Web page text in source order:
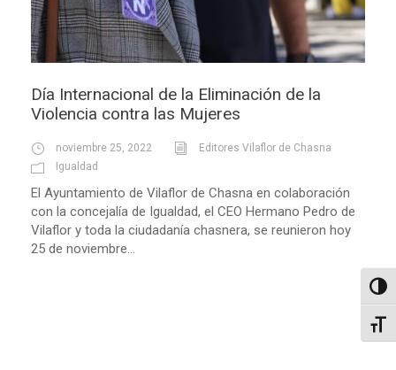
Día Internacional de la Eliminación de la
Violencia contra las Mujeres
noviembre 25, 2022
Editores Vilaflor de Chasna
Igualdad
El Ayuntamiento de Vilaflor de Chasna en colaboración
con la concejalía de Igualdad, el CEO Hermano Pedro de
Vilaflor y toda la ciudadanía chasnera, se reunieron hoy
25 de noviembre...